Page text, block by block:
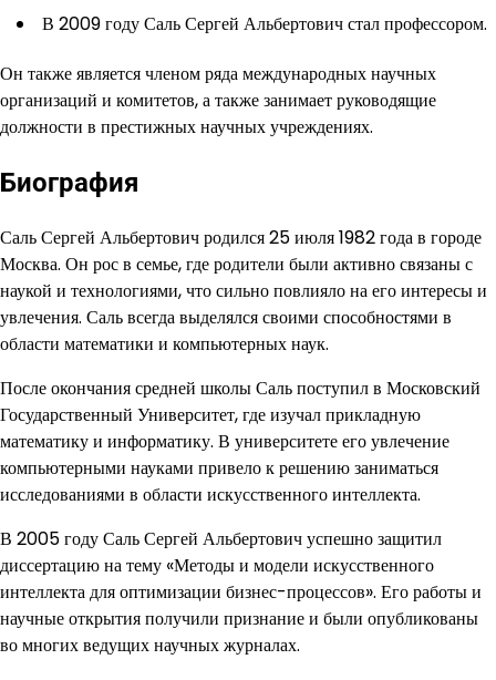
В 2009 году Саль Сергей Альбертович стал профессором.
Он также является членом ряда международных научных
организаций и комитетов, а также занимает руководящие
должности в престижных научных учреждениях.
Биография
Саль Сергей Альбертович родился 25 июля 1982 года в городе
Москва. Он рос в семье, где родители были активно связаны с
наукой и технологиями, что сильно повлияло на его интересы и
увлечения. Саль всегда выделялся своими способностями в
области математики и компьютерных наук.
После окончания средней школы Саль поступил в Московский
Государственный Университет, где изучал прикладную
математику и информатику. В университете его увлечение
компьютерными науками привело к решению заниматься
исследованиями в области искусственного интеллекта.
В 2005 году Саль Сергей Альбертович успешно защитил
диссертацию на тему «Методы и модели искусственного
интеллекта для оптимизации бизнес-процессов». Его работы и
научные открытия получили признание и были опубликованы
во многих ведущих научных журналах.